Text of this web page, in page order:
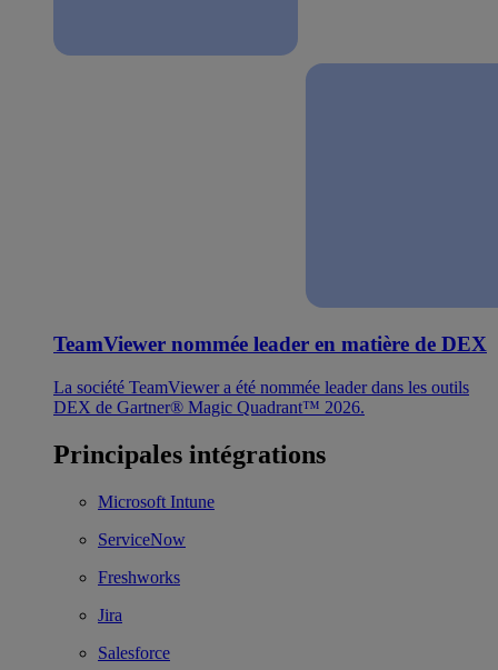
TeamViewer nommée leader en matière de DEX
La société TeamViewer a été nommée leader dans les outils
DEX de Gartner® Magic Quadrant™ 2026.
Principales intégrations
Microsoft Intune
ServiceNow
Freshworks
Jira
Salesforce